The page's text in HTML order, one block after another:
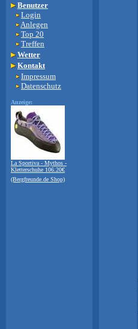
Benutzer
Login
Anlegen
Top 20
Treffen
Wetter
Kontakt
Impressum
Datenschutz
Anzeige:
La Sportiva - Mythos -
Kletterschuhe 106.20€
(Bergfreunde.de Shop)